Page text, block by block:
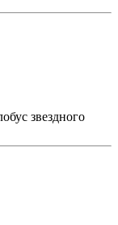
звездного